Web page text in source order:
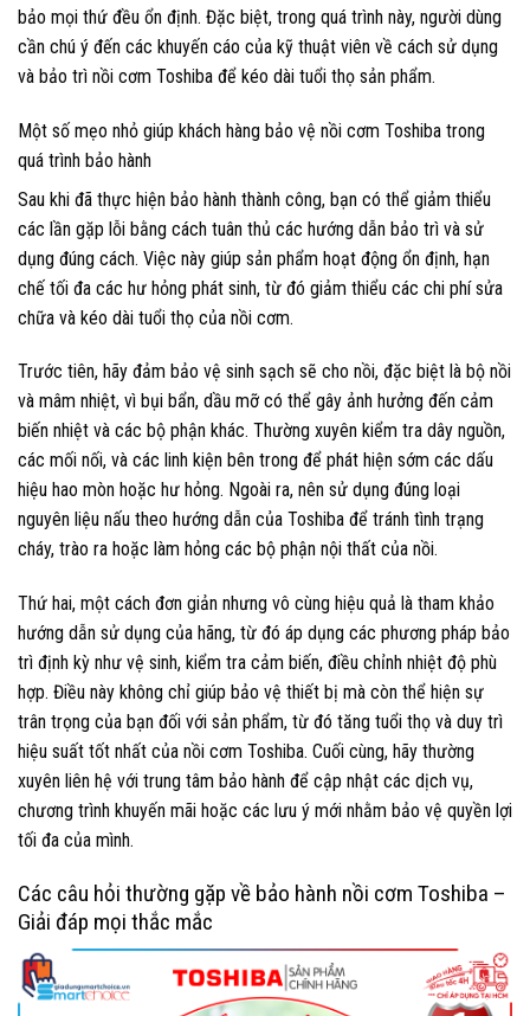
bảo mọi thứ đều ổn định. Đặc biệt, trong quá trình này, người dùng
cần chú ý đến các khuyến cáo của kỹ thuật viên về cách sử dụng
và bảo trì nồi cơm Toshiba để kéo dài tuổi thọ sản phẩm.
Một số mẹo nhỏ giúp khách hàng bảo vệ nồi cơm Toshiba trong
quá trình bảo hành
Sau khi đã thực hiện bảo hành thành công, bạn có thể giảm thiểu
các lần gặp lỗi bằng cách tuân thủ các hướng dẫn bảo trì và sử
dụng đúng cách. Việc này giúp sản phẩm hoạt động ổn định, hạn
chế tối đa các hư hỏng phát sinh, từ đó giảm thiểu các chi phí sửa
chữa và kéo dài tuổi thọ của nồi cơm.
Trước tiên, hãy đảm bảo vệ sinh sạch sẽ cho nồi, đặc biệt là bộ nồi
và mâm nhiệt, vì bụi bẩn, dầu mỡ có thể gây ảnh hưởng đến cảm
biến nhiệt và các bộ phận khác. Thường xuyên kiểm tra dây nguồn,
các mối nối, và các linh kiện bên trong để phát hiện sớm các dấu
hiệu hao mòn hoặc hư hỏng. Ngoài ra, nên sử dụng đúng loại
nguyên liệu nấu theo hướng dẫn của Toshiba để tránh tình trạng
cháy, trào ra hoặc làm hỏng các bộ phận nội thất của nồi.
Thứ hai, một cách đơn giản nhưng vô cùng hiệu quả là tham khảo
hướng dẫn sử dụng của hãng, từ đó áp dụng các phương pháp bảo
trì định kỳ như vệ sinh, kiểm tra cảm biến, điều chỉnh nhiệt độ phù
hợp. Điều này không chỉ giúp bảo vệ thiết bị mà còn thể hiện sự
trân trọng của bạn đối với sản phẩm, từ đó tăng tuổi thọ và duy trì
hiệu suất tốt nhất của nồi cơm Toshiba. Cuối cùng, hãy thường
xuyên liên hệ với trung tâm bảo hành để cập nhật các dịch vụ,
chương trình khuyến mãi hoặc các lưu ý mới nhằm bảo vệ quyền lợi
tối đa của mình.
Các câu hỏi thường gặp về bảo hành nồi cơm Toshiba –
Giải đáp mọi thắc mắc